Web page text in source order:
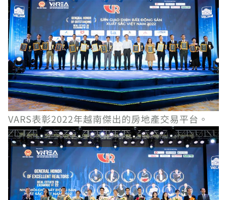
VARS表彰2022年越南傑出的房地產交易平台。